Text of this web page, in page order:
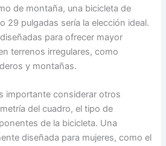
de montaña, una bicicleta de
29 pulgadas sería la elección ideal.
para ofrecer mayor
terrenos irregulares, como
y montañas.
importante considerar otros
del cuadro, el tipo de
de la bicicleta. Una
diseñada para mujeres, como el